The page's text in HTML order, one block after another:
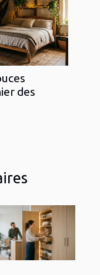
des